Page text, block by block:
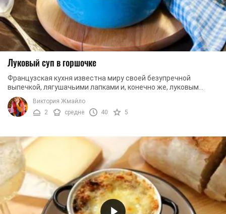
Луковый суп в горшочке
Французская кухня известна миру своей безупречной
выпечкой, лягушачьими лапками и, конечно же, луковым
супом. Французы считают это блюдо своей ...
Виктория Жмайло
2
средне 40 5